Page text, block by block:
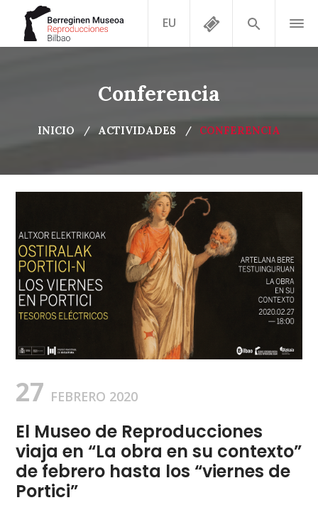
EU
Conferencia
INICIO ACTIVIDADES CONFERENCIA
27 FEBRERO 2020
El Museo de Reproducciones
viaja en “La obra en su contexto”
de febrero hasta los “viernes de
Portici”